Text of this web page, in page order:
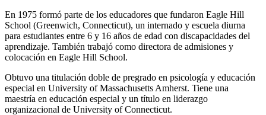
En 1975 formó parte de los educadores que fundaron Eagle Hill
School (Greenwich, Connecticut), un internado y escuela diurna
para estudiantes entre 6 y 16 años de edad con discapacidades del
aprendizaje. También trabajó como directora de admisiones y
colocación en Eagle Hill School.
Obtuvo una titulación doble de pregrado en psicología y educación
especial en University of Massachusetts Amherst. Tiene una
maestría en educación especial y un título en liderazgo
organizacional de University of Connecticut.